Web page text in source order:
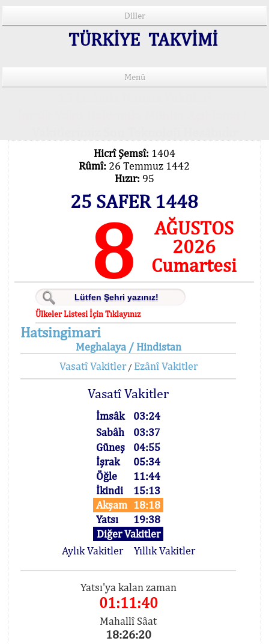
Diller
TÜRKİYE TAKVİMİ
Menü
Hicrî Şemsî: 1404
Rûmî: 26 Temmuz 1442
Hızır: 95
25 SAFER 1448
8
AĞUSTOS
2026
Cumartesi
Ülkeler Listesi İçin Tıklayınız
Hatsingimari
Meghalaya / Hindistan
Vasatî Vakitler/ Ezânî Vakitler
Vasatî Vakitler
İmsâk
03:24
Sabâh
03:37
Güneş
04:55
İşrak
05:34
Öğle
11:44
İkindi
15:13
Akşam 18:18
Yatsı
19:38
Diğer Vakitler
Aylık Vakitler
Yıllık Vakitler
Yatsı'ya kalan zaman
01:11:40
Mahallî Sâat
18:26:20